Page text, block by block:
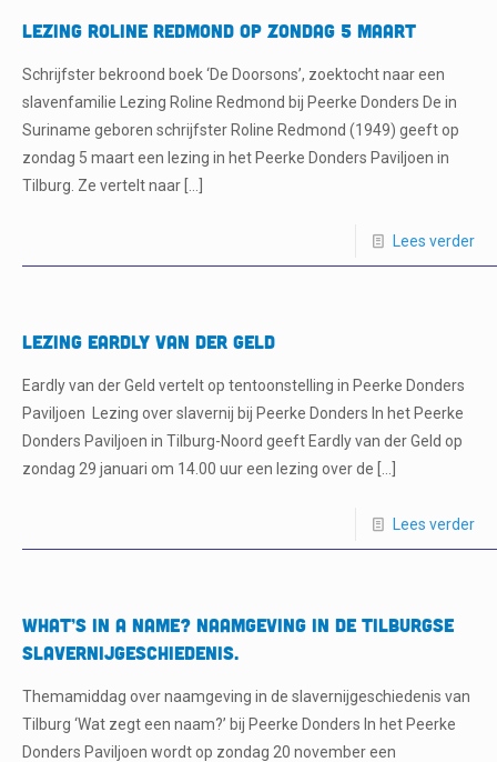
Lezing Roline Redmond op zondag 5 maart
Schrijfster bekroond boek ‘De Doorsons’, zoektocht naar een
slavenfamilie Lezing Roline Redmond bij Peerke Donders De in
Suriname geboren schrijfster Roline Redmond (1949) geeft op
zondag 5 maart een lezing in het Peerke Donders Paviljoen in
Tilburg. Ze vertelt naar
Lees verder
Lezing Eardly van der Geld
Eardly van der Geld vertelt op tentoonstelling in Peerke Donders
Paviljoen Lezing over slavernij bij Peerke Donders In het Peerke
Donders Paviljoen in Tilburg-Noord geeft Eardly van der Geld op
zondag 29 januari om 14.00 uur een lezing over de
Lees verder
What’s in a Name? Naamgeving in de Tilburgse
slavernijgeschiedenis.
Themamiddag over naamgeving in de slavernijgeschiedenis van
Tilburg ‘Wat zegt een naam?’ bij Peerke Donders In het Peerke
Donders Paviljoen wordt op zondag 20 november een